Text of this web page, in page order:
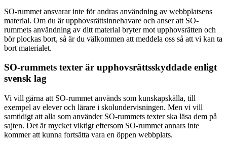
SO-rummet ansvarar inte för andras användning av webbplatsens
material. Om du är upphovsrättsinnehavare och anser att SO-
rummets användning av ditt material bryter mot upphovsrätten och
bör plockas bort, så är du välkommen att meddela oss så att vi kan ta
bort materialet.
SO-rummets texter är upphovsrättsskyddade enligt
svensk lag
Vi vill gärna att SO-rummet används som kunskapskälla, till
exempel av elever och lärare i skolundervisningen. Men vi vill
samtidigt att alla som använder SO-rummets texter ska läsa dem på
sajten. Det är mycket viktigt eftersom SO-rummet annars inte
kommer att kunna fortsätta vara en öppen webbplats.